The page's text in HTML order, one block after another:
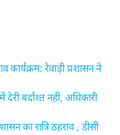
कार्यक्रम: रेवाड़ी प्रशासन ने
बर्दाश्त नहीं, अधिकारी
का रात्रि ठहराव , डीसी